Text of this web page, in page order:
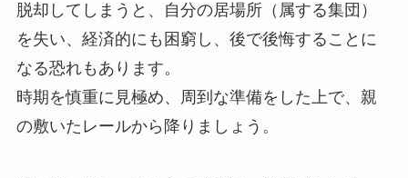
脱却してしまうと、自分の居場所（属する集団）
を失い、経済的にも困窮し、後で後悔することに
なる恐れもあります。
時期を慎重に見極め、周到な準備をした上で、親
の敷いたレールから降りましょう。